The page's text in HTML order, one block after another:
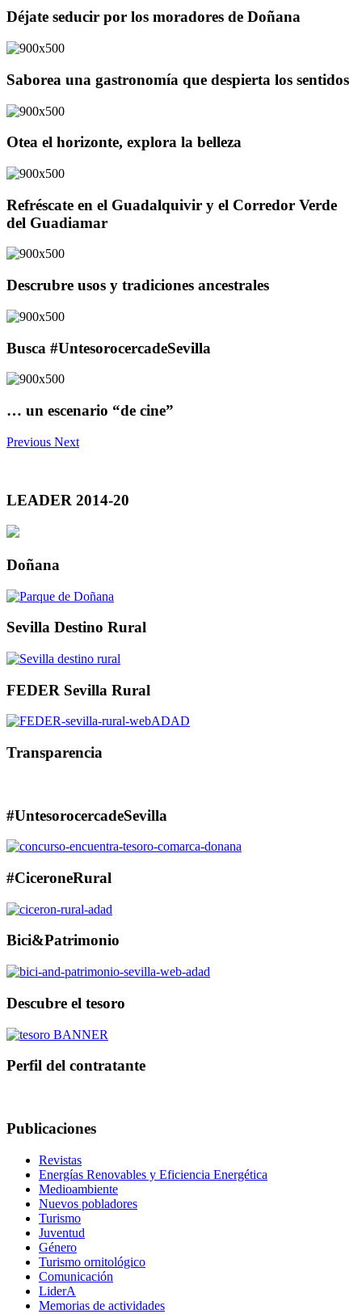
Déjate seducir por los moradores de Doñana
Saborea una gastronomía que despierta los sentidos
Otea el horizonte, explora la belleza
Refréscate en el Guadalquivir y el Corredor Verde
del Guadiamar
Descrubre usos y tradiciones ancestrales
Busca #UntesorocercadeSevilla
… un escenario “de cine”
Previous Next
LEADER 2014-20
Doñana
Sevilla Destino Rural
FEDER Sevilla Rural
Transparencia
#UntesorocercadeSevilla
#CiceroneRural
Bici&Patrimonio
Descubre el tesoro
Perfil del contratante
Publicaciones
Revistas
Energías Renovables y Eficiencia Energética
Medioambiente
Nuevos pobladores
Turismo
Juventud
Género
Turismo ornitológico
Comunicación
LiderA
Memorias de actividades